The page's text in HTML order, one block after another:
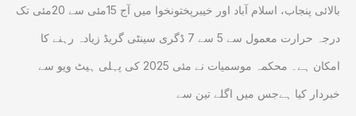
بالائی پنجاب، اسلام آباد اور خیبرپختونخوا میں آج 15مئی سے 20مئی تک
درجہ حرارت معمول سے 5 سے 7 ڈگری سینٹی گریڈ زیادہ رہنے کا
امکان ہے۔ محکمہ موسمیات نے مئی 2025 کی پہلی ہیٹ ویو سے
خبردار کیا ہےجس میں اگلے تین سے